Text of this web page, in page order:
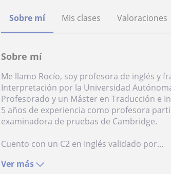
Sobre mí Mis clases Valoraciones
Sobre mí
Me llamo Rocío, soy profesora de inglés y
Interpretación por la Universidad
Profesorado y un Máster en Traducción e
5 años de experiencia como profesora
examinadora de pruebas de Cambridge.
Cuento con un C2 en Inglés validado por...
Ver más